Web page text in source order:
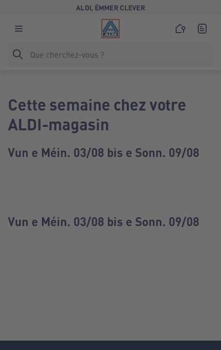
ALDI, ËMMER CLEVER
Cette semaine chez votre
ALDI-magasin
Vun e Méin. 03/08 bis e Sonn. 09/08
Vun e Méin. 03/08 bis e Sonn. 09/08